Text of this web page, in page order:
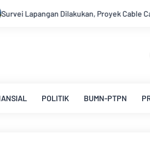
Car Danau Toba Masih Terkendala
POLITIK BUMN-PTPN